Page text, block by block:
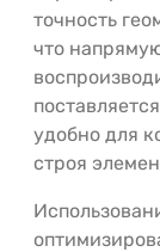
точность
что
удобно для
строя